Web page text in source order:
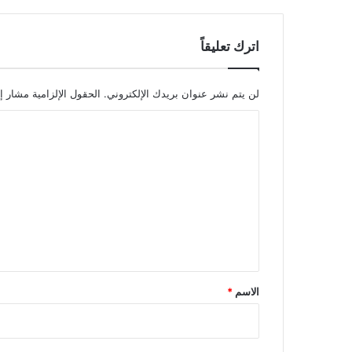
اترك تعليقاً
لن يتم نشر عنوان بريدك الإلكتروني. الحقول الإلزامية مشار
*
الاسم *